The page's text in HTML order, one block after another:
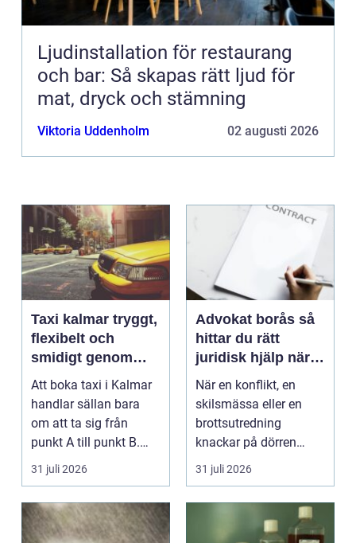
Ljudinstallation för restaurang
och bar: Så skapas rätt ljud för
mat, dryck och stämning
Viktoria Uddenholm 02 augusti 2026
Taxi kalmar tryggt,
flexibelt och
smidigt genom
hela resan
Att boka taxi i Kalmar
handlar sällan bara
om att ta sig från
punkt A till punkt B.
För många är res...
31 juli 2026
Advokat borås så
hittar du rätt
juridisk hjälp när
livet krånglar
När en konflikt, en
skilsmässa eller en
brottsutredning
knackar på dörren
förändras vardagen
snabbt....
31 juli 2026